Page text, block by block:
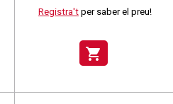
Registra't per saber el preu!
shopping_cart